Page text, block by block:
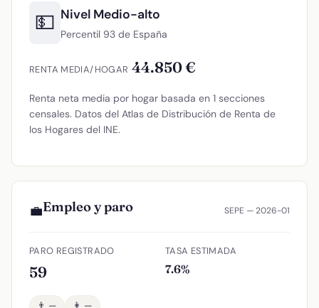
💵 Nivel Medio-alto
Percentil 93 de España
RENTA MEDIA/HOGAR 44.850 €
Renta neta media por hogar basada en 1 secciones
censales. Datos del Atlas de Distribución de Renta de
los Hogares del INE.
💼Empleo y paro SEPE — 2026-01
PARO REGISTRADO
59
TASA ESTIMADA
7.6%
👨 — 👩 —